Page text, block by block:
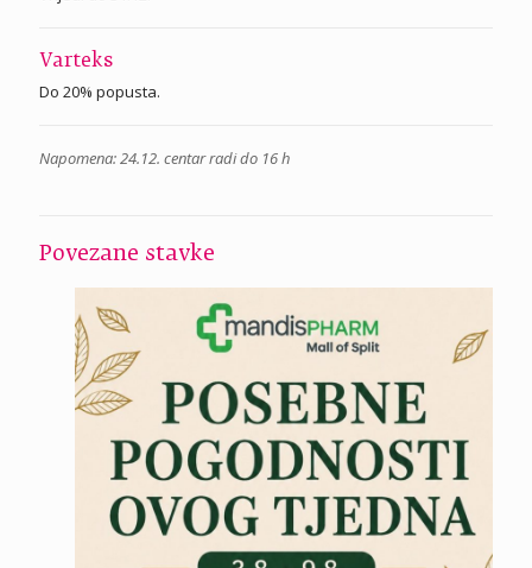
Varteks
Do 20% popusta.
Napomena: 24.12. centar radi do 16 h
Povezane stavke